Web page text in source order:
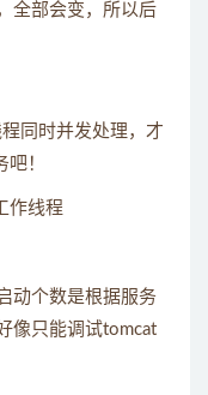
全部会变，所以后
同时并发处理，才
！
作线程
动个数是根据服务
像只能调试tomcat